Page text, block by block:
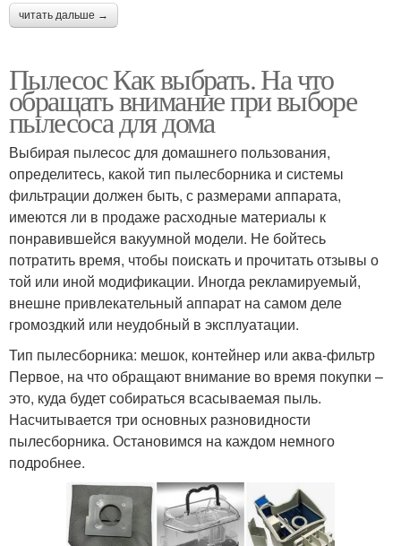
читать дальше →
Пылесос Как выбрать. На что
обращать внимание при выборе
пылесоса для дома
Выбирая пылесос для домашнего пользования,
определитесь, какой тип пылесборника и системы
фильтрации должен быть, с размерами аппарата,
имеются ли в продаже расходные материалы к
понравившейся вакуумной модели. Не бойтесь
потратить время, чтобы поискать и прочитать отзывы о
той или иной модификации. Иногда рекламируемый,
внешне привлекательный аппарат на самом деле
громоздкий или неудобный в эксплуатации.
Тип пылесборника: мешок, контейнер или аква-фильтр
Первое, на что обращают внимание во время покупки –
это, куда будет собираться всасываемая пыль.
Насчитывается три основных разновидности
пылесборника. Остановимся на каждом немного
подробнее.